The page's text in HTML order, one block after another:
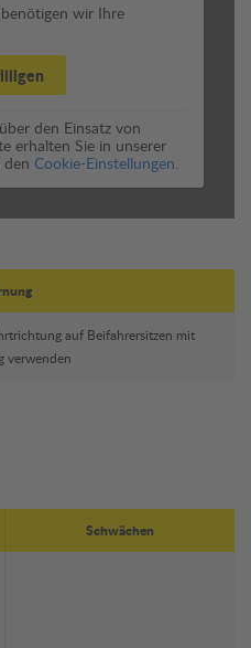
wir Ihre
den Einsatz von
erhalten Sie in unserer
den Cookie-Einstellungen.
auf Beifahrersitzen mit
verwenden
Schwächen